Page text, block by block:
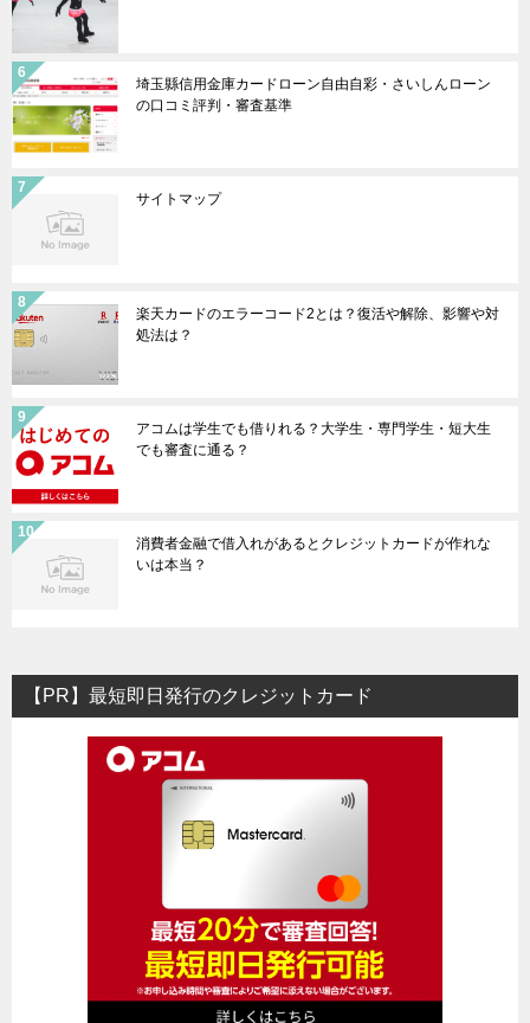
埼玉縣信用金庫カードローン自由自彩・さいしんローン
の口コミ評判・審査基準
サイトマップ
楽天カードのエラーコード2とは？復活や解除、影響や対
処法は？
アコムは学生でも借りれる？大学生・専門学生・短大生
でも審査に通る？
消費者金融で借入れがあるとクレジットカードが作れな
いは本当？
【PR】最短即日発行のクレジットカード